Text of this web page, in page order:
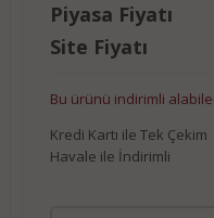
Piyasa Fiyatı
Site Fiyatı
Bu ürünü indirimli
Kredi Kartı ile Tek Çekim
Havale ile İndirimli